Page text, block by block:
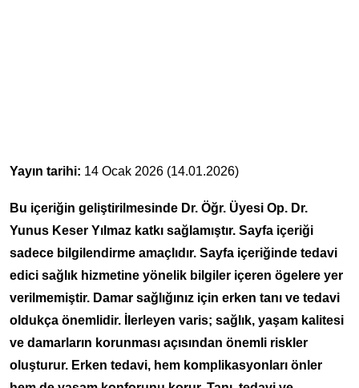
Yayın tarihi: 14 Ocak 2026 (14.01.2026)
Bu içeriğin geliştirilmesinde Dr. Öğr. Üyesi Op. Dr.
Yunus Keser Yılmaz katkı sağlamıştır. Sayfa içeriği
sadece bilgilendirme amaçlıdır. Sayfa içeriğinde tedavi
edici sağlık hizmetine yönelik bilgiler içeren ögelere yer
verilmemiştir. Damar sağlığınız için erken tanı ve tedavi
oldukça önemlidir. İlerleyen varis; sağlık, yaşam kalitesi
ve damarların korunması açısından önemli riskler
oluşturur. Erken tedavi, hem komplikasyonları önler